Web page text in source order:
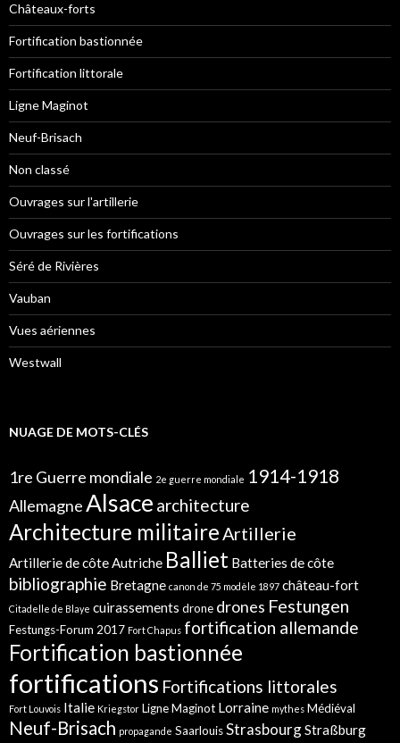
Châteaux-forts
Fortification bastionnée
Fortification littorale
Ligne Maginot
Neuf-Brisach
Non classé
Ouvrages sur l'artillerie
Ouvrages sur les fortifications
Séré de Rivières
Vauban
Vues aériennes
Westwall
NUAGE DE MOTS-CLÉS
1re Guerre mondiale 2e guerre mondiale 1914-1918
AllemagneAlsace architecture
Architecture militaireArtillerie
Artillerie de côteAutriche Balliet Batteries de côte
bibliographie Bretagne canon de 75 modèle 1897 château-fort
Citadelle de Blaye cuirassements drone drones Festungen
Festungs-Forum 2017 Fort Chapus fortification allemande
Fortification bastionnée
fortifications Fortifications littorales
Fort Louvois Italie Kriegstor Ligne Maginot Lorraine mythes Médiéval
Neuf-Brisach propagande SaarlouisStrasbourgStraßburg